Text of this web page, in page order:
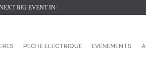
BIG EVENT IN:
PECHE ELECTRIQUE EVENEMENTS